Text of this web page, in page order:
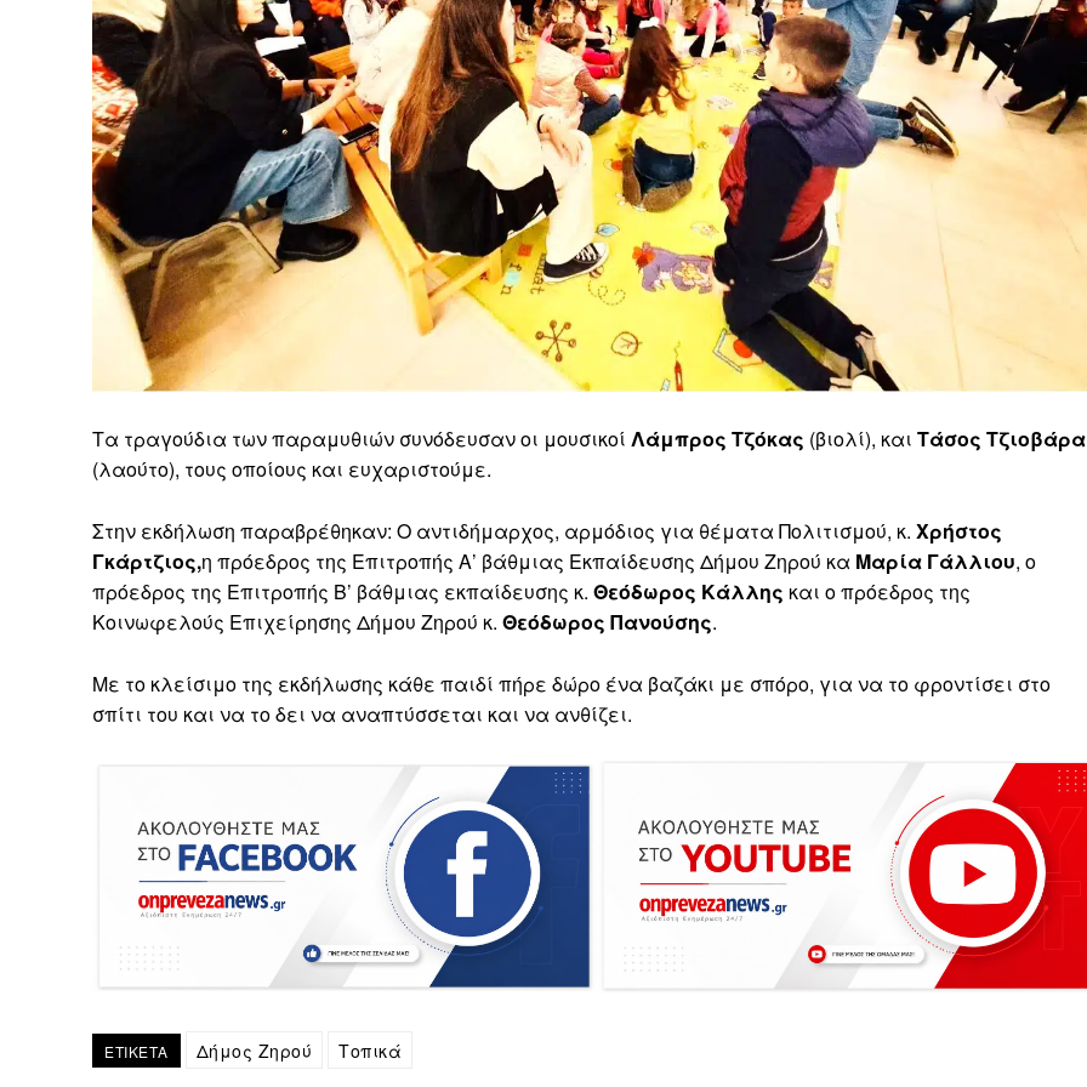
Τα τραγούδια των παραμυθιών συνόδευσαν οι μουσικοί Λάμπρος Τζόκας (βιολί), και Τάσος
(λαούτο), τους οποίους και ευχαριστούμε.
Στην εκδήλωση παραβρέθηκαν: Ο αντιδήμαρχος, αρμόδιος για θέματα Πολιτισμού, κ. Χρήστος
Γκάρτζιος,η πρόεδρος της Επιτροπής Α’ βάθμιας Εκπαίδευσης Δήμου Ζηρού κα Μαρία Γάλλιου, ο
πρόεδρος της Επιτροπής Β’ βάθμιας εκπαίδευσης κ. Θεόδωρος Κάλλης και ο πρόεδρος της
Κοινωφελούς Επιχείρησης Δήμου Ζηρού κ. Θεόδωρος Πανούσης.
Με το κλείσιμο της εκδήλωσης κάθε παιδί πήρε δώρο ένα βαζάκι με σπόρο, για να το φροντίσει στο
σπίτι του και να το δει να αναπτύσσεται και να ανθίζει.
ΕΤΙΚΕΤΑ Δήμος Ζηρού Τοπικά